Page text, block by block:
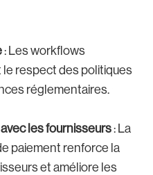
: Les workflows
respect des politiques
réglementaires.
les fournisseurs: La
paiement renforce la
et améliore les